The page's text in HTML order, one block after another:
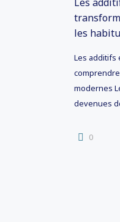
les
Les additifs
modernes
devenues
0